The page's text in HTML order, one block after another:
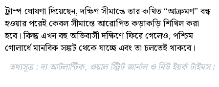
ট্রাম্প ঘোষণা দিয়েছেন, দক্ষিণ সীমান্তে তার কথিত “আক্রমণ” বন্ধ
হওয়ার পরেই কেবল সীমান্তে আরোপিত কড়াকড়ি শিথিল করা
হবে। কিন্তু এখন বহু অভিবাসী দক্ষিণে ফিরে গেলেও, পশ্চিম
গোলার্ধে মানবিক সঙ্কট থেকে যাচ্ছে এবং তা চলতেই থাকবে।
তথ্যসূত্র : দ্য আটলান্টিক, ওয়াল স্ট্রিট জার্নাল ও নিউ ইয়র্ক টাইমস।